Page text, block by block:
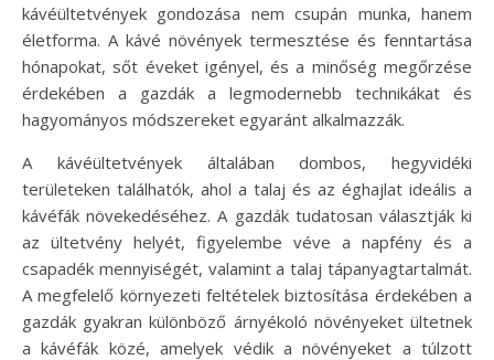
kávéültetvények gondozása nem csupán munka, hanem
életforma. A kávé növények termesztése és fenntartása
hónapokat, sőt éveket igényel, és a minőség megőrzése
érdekében a gazdák a legmodernebb technikákat és
hagyományos módszereket egyaránt alkalmazzák.
A kávéültetvények általában dombos, hegyvidéki
területeken találhatók, ahol a talaj és az éghajlat ideális a
kávéfák növekedéséhez. A gazdák tudatosan választják ki
az ültetvény helyét, figyelembe véve a napfény és a
csapadék mennyiségét, valamint a talaj tápanyagtartalmát.
A megfelelő környezeti feltételek biztosítása érdekében a
gazdák gyakran különböző árnyékoló növényeket ültetnek
a kávéfák közé, amelyek védik a növényeket a túlzott